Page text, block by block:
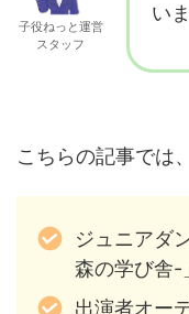
子役ねっと運営
スタッフ
い
こちらの記事では、
ジュニアダ
森の学び舎-
出演者オー